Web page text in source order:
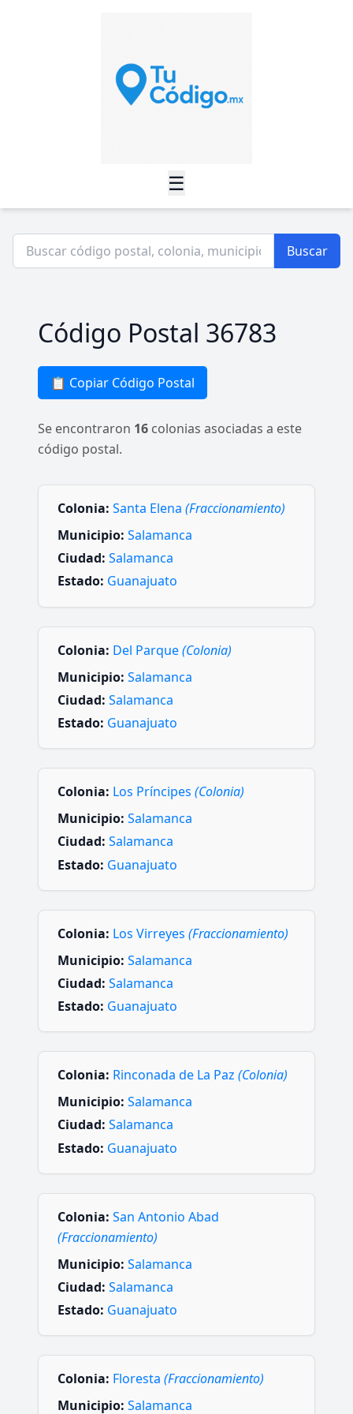
☰
Buscar
Código Postal 36783
📋 Copiar Código Postal
Se encontraron 16 colonias asociadas a este
código postal.
Colonia: Santa Elena (Fraccionamiento)
Municipio: Salamanca
Ciudad: Salamanca
Estado: Guanajuato
Colonia: Del Parque(Colonia)
Municipio: Salamanca
Ciudad: Salamanca
Estado: Guanajuato
Colonia: Los Príncipes (Colonia)
Municipio: Salamanca
Ciudad: Salamanca
Estado: Guanajuato
Colonia: Los Virreyes (Fraccionamiento)
Municipio: Salamanca
Ciudad: Salamanca
Estado: Guanajuato
Colonia: Rinconada de La Paz (Colonia)
Municipio: Salamanca
Ciudad: Salamanca
Estado: Guanajuato
Colonia: San Antonio Abad
(Fraccionamiento)
Municipio: Salamanca
Ciudad: Salamanca
Estado: Guanajuato
Colonia: Floresta (Fraccionamiento)
Municipio: Salamanca